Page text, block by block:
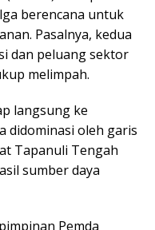
berencana untuk
Pasalnya, kedua
dan peluang sektor
melimpah.
langsung ke
didominasi oleh garis
Tapanuli Tengah
sumber daya
Pemda